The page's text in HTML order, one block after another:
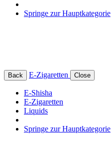
Springe zur Hauptkategorie
Back E-Zigaretten Close
E-Shisha
E-Zigaretten
Liquids
Springe zur Hauptkategorie